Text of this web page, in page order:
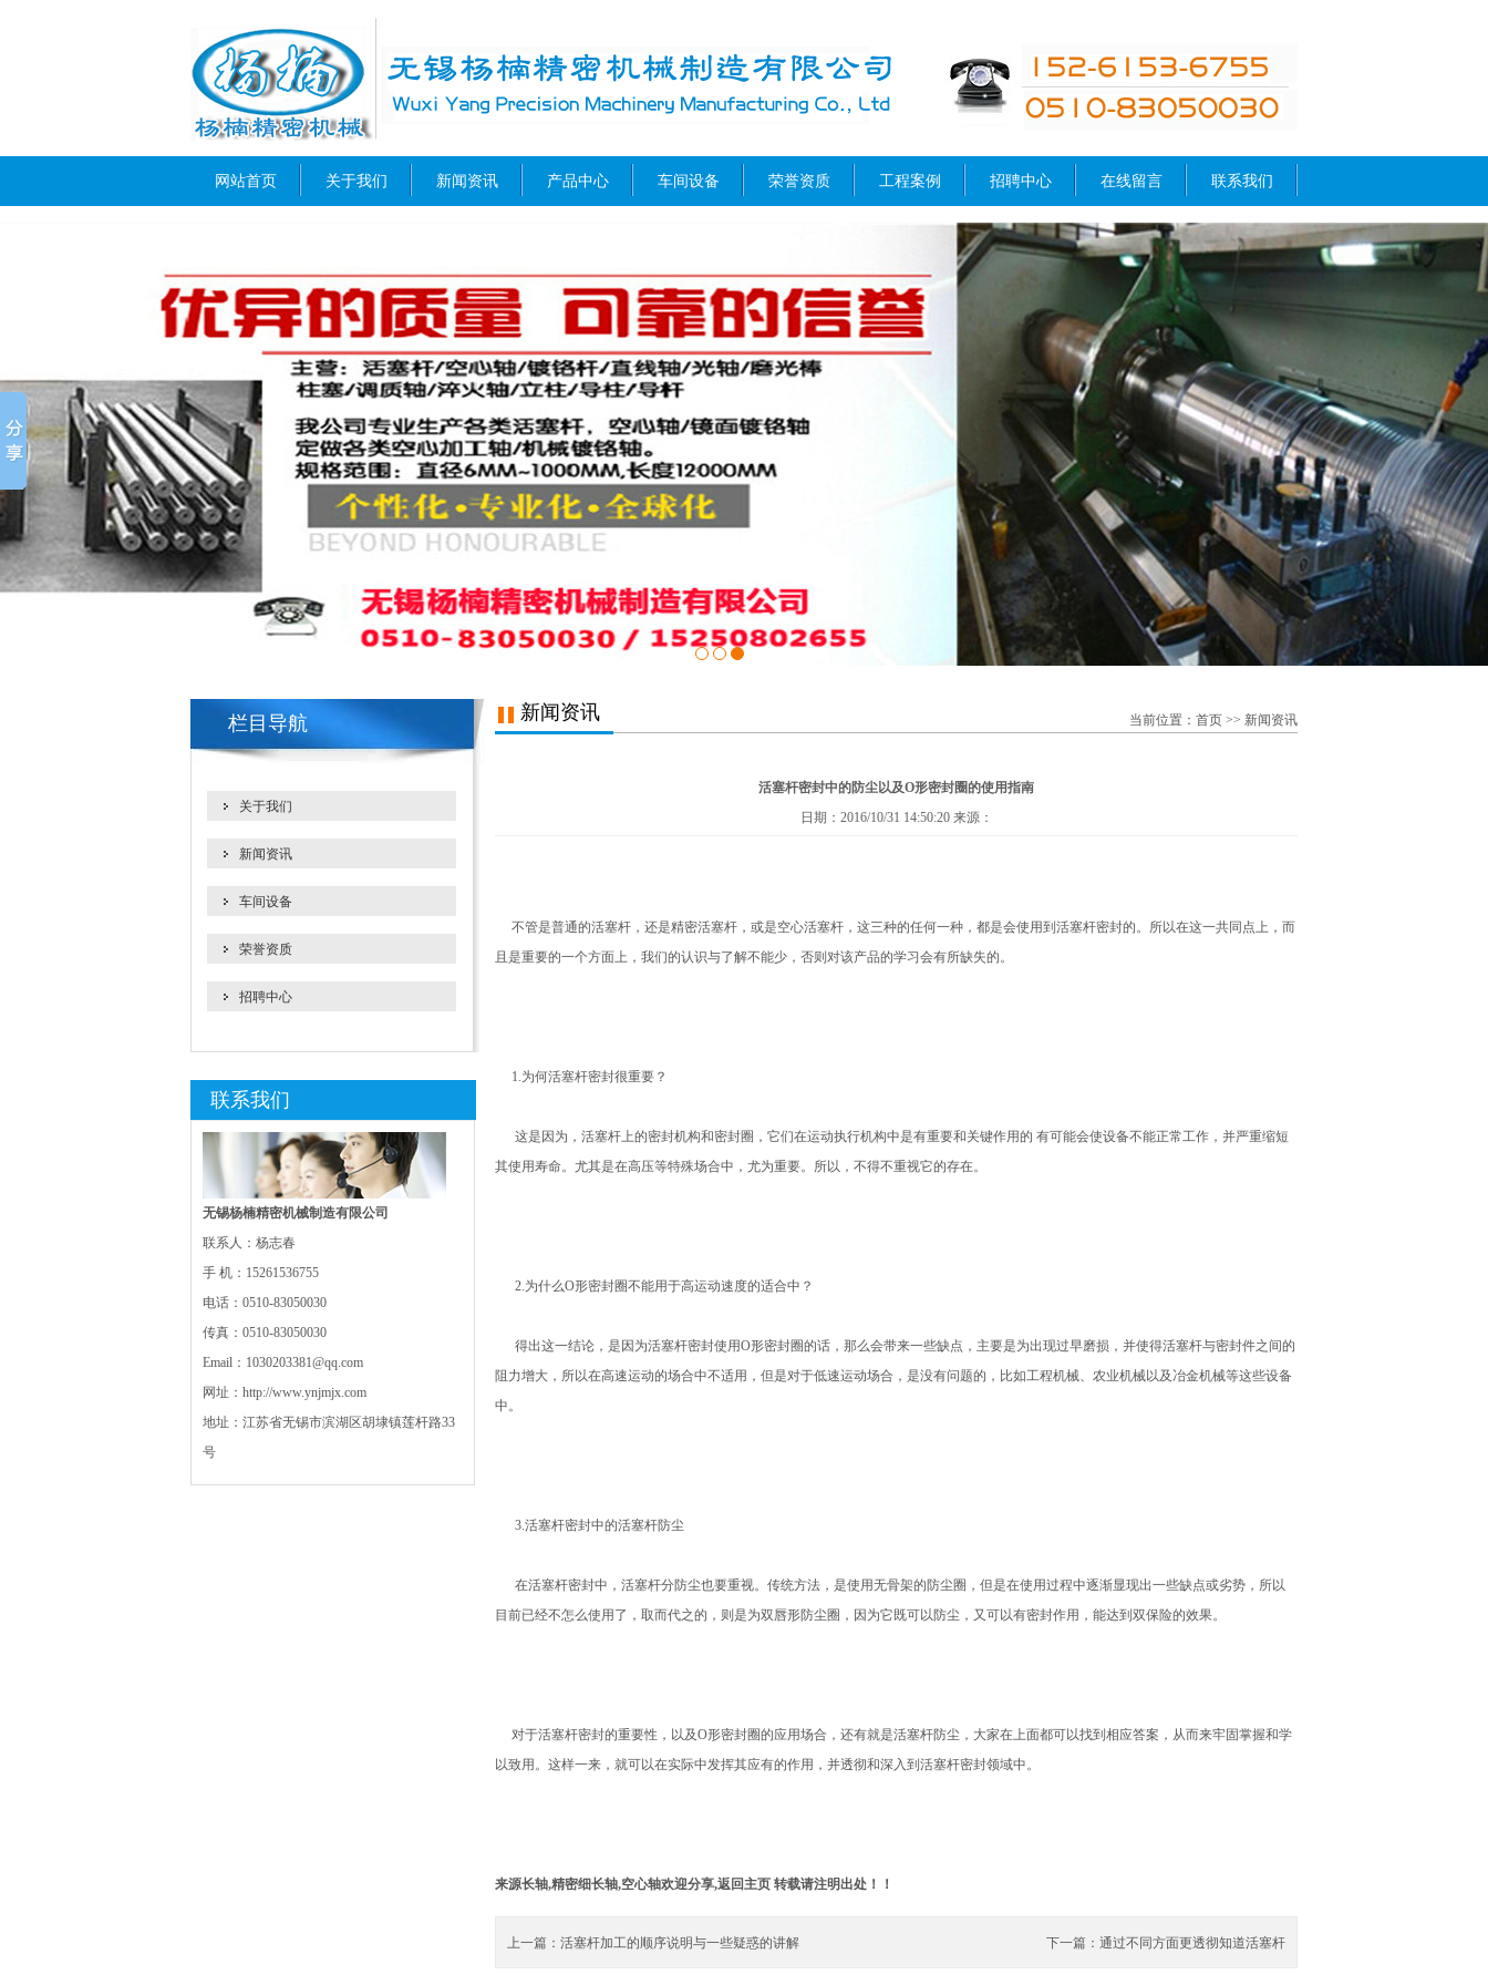
网站首页 关于我们 新闻资讯 产品中心 车间设备 荣誉资质 工程案例 招聘中心 在线留言 联系我们
栏目导航
关于我们
新闻资讯
车间设备
荣誉资质
招聘中心
联系我们
无锡杨楠精密机械制造有限公司
联系人：杨志春
手 机：15261536755
电话：0510-83050030
传真：0510-83050030
Email：1030203381@qq.com
网址：http://www.ynjmjx.com
地址：江苏省无锡市滨湖区胡埭镇莲杆路33
号
当前位置： 首页 >> 新闻资讯
新闻资讯
活塞杆密封中的防尘以及O形密封圈的使用指南
日期：2016/10/31 14:50:20 来源：
不管是普通的活塞杆，还是精密活塞杆，或是空心活塞杆，这三种的任何一种，都是会使用到活塞杆密封的。所以在这一共同点上，而
且是重要的一个方面上，我们的认识与了解不能少，否则对该产品的学习会有所缺失的。
1.为何活塞杆密封很重要？
这是因为，活塞杆上的密封机构和密封圈，它们在运动执行机构中是有重要和关键作用的 有可能会使设备不能正常工作，并严重缩短
其使用寿命。尤其是在高压等特殊场合中，尤为重要。所以，不得不重视它的存在。
2.为什么O形密封圈不能用于高运动速度的适合中？
得出这一结论，是因为活塞杆密封使用O形密封圈的话，那么会带来一些缺点，主要是为出现过早磨损，并使得活塞杆与密封件之间的
阻力增大，所以在高速运动的场合中不适用，但是对于低速运动场合，是没有问题的，比如工程机械、农业机械以及冶金机械等这些设备
中。
3.活塞杆密封中的活塞杆防尘
在活塞杆密封中，活塞杆分防尘也要重视。传统方法，是使用无骨架的防尘圈，但是在使用过程中逐渐显现出一些缺点或劣势，所以
目前已经不怎么使用了，取而代之的，则是为双唇形防尘圈，因为它既可以防尘，又可以有密封作用，能达到双保险的效果。
对于活塞杆密封的重要性，以及O形密封圈的应用场合，还有就是活塞杆防尘，大家在上面都可以找到相应答案，从而来牢固掌握和学
以致用。这样一来，就可以在实际中发挥其应有的作用，并透彻和深入到活塞杆密封领域中。
来源长轴,精密细长轴,空心轴欢迎分享,返回主页 转载请注明出处！！
上一篇： 活塞杆加工的顺序说明与一些疑惑的讲解 下一篇： 通过不同方面更透彻知道活塞杆